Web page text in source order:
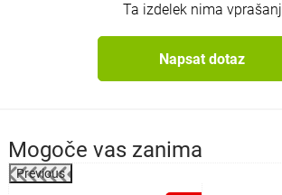
Ta izdelek nima vprašanj
Napsat dotaz
Mogoče vas zanima
Previous